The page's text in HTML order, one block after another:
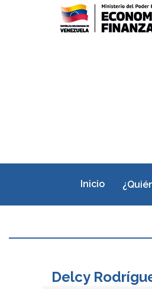
Inicio
Delcy